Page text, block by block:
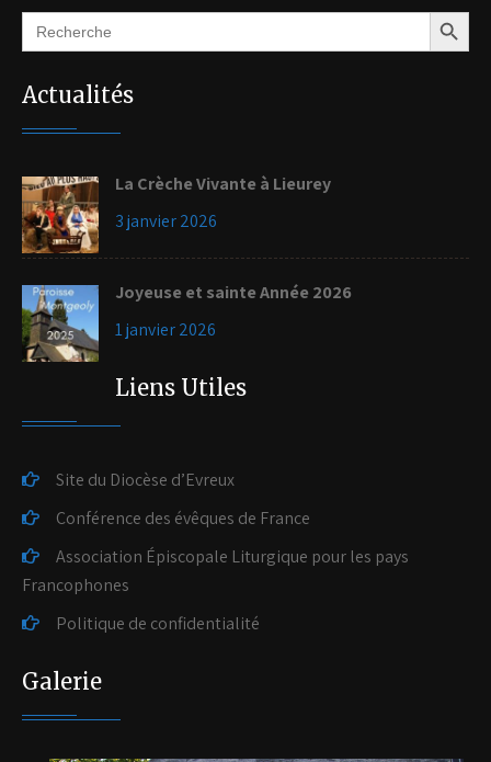
Search
for:
Search Button
Actualités
La Crèche Vivante à Lieurey
3 janvier 2026
Joyeuse et sainte Année 2026
1 janvier 2026
Liens Utiles
Site du Diocèse d’Evreux
Conférence des évêques de France
Association Épiscopale Liturgique pour les pays
Francophones
Politique de confidentialité
Galerie